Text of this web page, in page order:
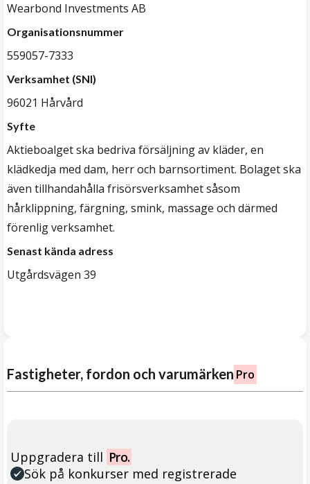
Wearbond Investments AB
Organisationsnummer
559057-7333
Verksamhet (SNI)
96021 Hårvård
Syfte
Aktieboalget ska bedriva försäljning av kläder, en
klädkedja med dam, herr och barnsortiment. Bolaget ska
även tillhandahålla frisörsverksamhet såsom
hårklippning, färgning, smink, massage och därmed
förenlig verksamhet.
Senast kända adress
Utgårdsvägen 39
Fastigheter, fordon och varumärken Pro
Uppgradera till Pro.
Sök på konkurser med registrerade